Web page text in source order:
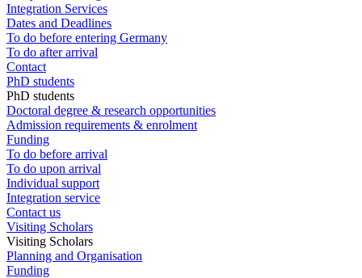
Integration Services
Dates and Deadlines
To do before entering Germany
To do after arrival
Contact
PhD students
PhD students
Doctoral degree & research opportunities
Admission requirements & enrolment
Funding
To do before arrival
To do upon arrival
Individual support
Integration service
Contact us
Visiting Scholars
Visiting Scholars
Planning and Organisation
Funding